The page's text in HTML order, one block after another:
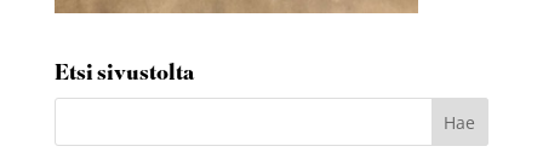
Etsi sivustolta